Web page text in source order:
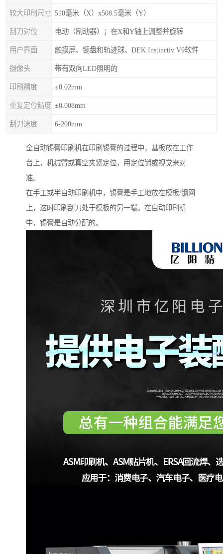
较大印刷尺寸 510毫米（X）x508.5毫米（Y）
刮刀对位 电动（制动器）；在X和Y轴上调整并旋转
用户界面 触摸屏、键盘和轨迹球、DEK Instinctiv V9软件
摄像头 带有双向LED照明的
印刷精度 ±0.02mm
重复定位精度 ±0.008mm
刮刀速度 6-200mm
全自动锡膏印刷机在印刷锡膏的过程中，基板放在工作
台上，机械臂或真空夹紧定位，用定位销或视觉来对
准。
在手工或半自动印刷机中，锡膏是手工地放在模板/钢网
上，这时印刷刮刀处于模板的另一端。在自动印刷机
中，锡膏是自动分配的。